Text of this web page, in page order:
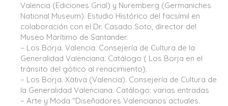
Valencia (Ediciones Grial) y Nuremberg (Germaniches
National Museum). Estudio Histórico del facsímil en
colaboración con el Dr. Casado Soto, director del
Museo Marítimo de Santander.
– Los Borja. Valencia. Consejería de Cultura de la
Generalidad Valenciana. Catálogo ( Los Borja en el
tránsito del gótico al renacimiento).
– Los Borja. Xàtiva (Valencia). Consejería de Cultura de
la Generalidad Valenciana. Catálogo: varias entradas
– Arte y Moda “Diseñadores Valencianos actuales.